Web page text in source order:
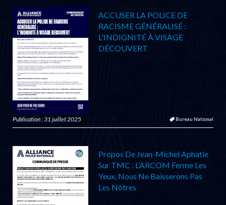
ACCUSER LA POLICE DE
RACISME GÉNÉRALISÉ :
L'INDIGNITÉ À VISAGE
DÉCOUVERT
Publication : 31 juillet 2025 Bureau National
Propos De Jean-Michel Aphatie
Sur TMC : L’ARCOM Ferme Les
Yeux, Nous Ne Baisserons Pas
Les Nôtres